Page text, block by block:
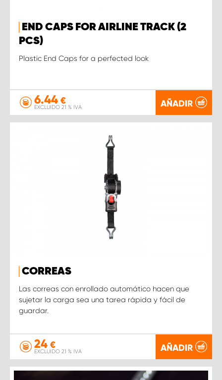
END CAPS FOR AIRLINE TRACK (2
PCS)
Plastic End Caps for a perfected look
6.44 €
EXCLUIDO 21 % IVA AÑADIR
CORREAS
Las correas con enrollado automático hacen que
sujetar la carga sea una tarea rápida y fácil de
guardar.
24 €
EXCLUIDO 21 % IVA AÑADIR